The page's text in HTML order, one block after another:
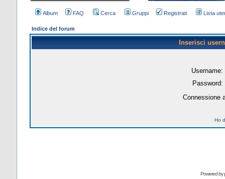
Album FAQ Cerca Gruppi Registrati Lista
Indice del forum
Inserisci
Username:
Password:
Connessione
Ho
Powered by